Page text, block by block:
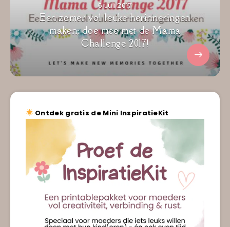
6 Juli 2017
Een zomer vol leuke herinneringen
maken; doe mee met de Mama
Challenge 2017!
Ontdek gratis de Mini InspiratieKit